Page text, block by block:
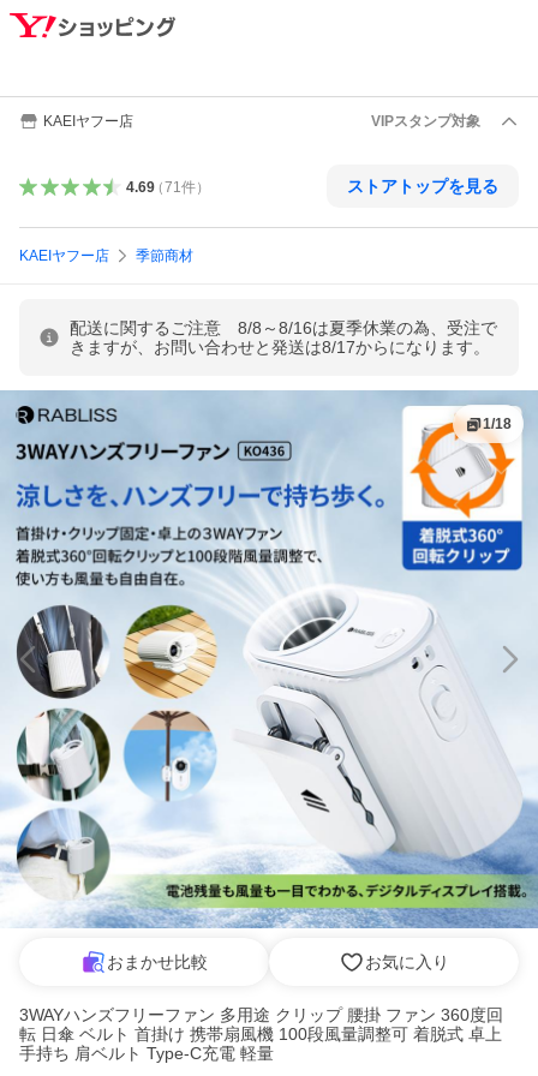
KAEIヤフー店 VIPスタンプ対象
4.69（71件） ストアトップを見る
KAEIヤフー店 季節商材
配送に関するご注意 8/8～8/16は夏季休業の為、受注で
きますが、お問い合わせと発送は8/17からになります。
1/18
おまかせ比較 お気に入り
3WAYハンズフリーファン 多用途 クリップ 腰掛 ファン 360度回
転 日傘 ベルト 首掛け 携帯扇風機 100段風量調整可 着脱式 卓上
手持ち 肩ベルト Type-C充電 軽量